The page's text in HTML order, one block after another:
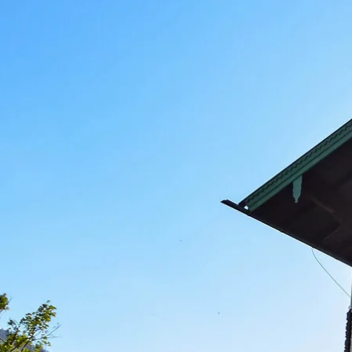
Mountainbiken
Chiemsee &
Aktivitäten für die Familie
&
Orte